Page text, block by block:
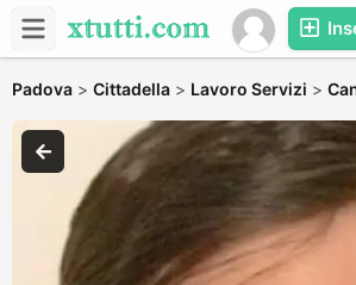
Padova > Cittadella > Lavoro Servizi >